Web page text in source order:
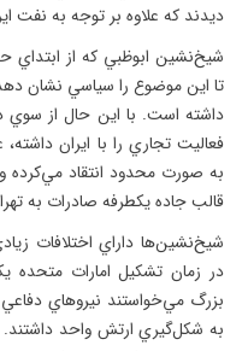
ديدند كه علاوه بر توجه به نفت
شيخ‌نشين ابوظبي كه از ابتداي
تا اين موضوع را سياسي نشان دهد
داشته است. با اين حال از سوي
فعاليت تجاري را با ايران
به صورت محدود انتقاد مي‌كرده
قالب جاده‌ يكطرفه صادرات به
شيخ‌نشين‌ها داراي اختلافات
در زمان تشكيل امارات متحده
بزرگ مي‌خواستند نيروهاي
به شكل‌گيري ارتش واحد داشتند.